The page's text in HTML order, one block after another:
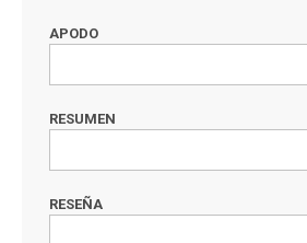
APODO
RESUMEN
RESEÑA